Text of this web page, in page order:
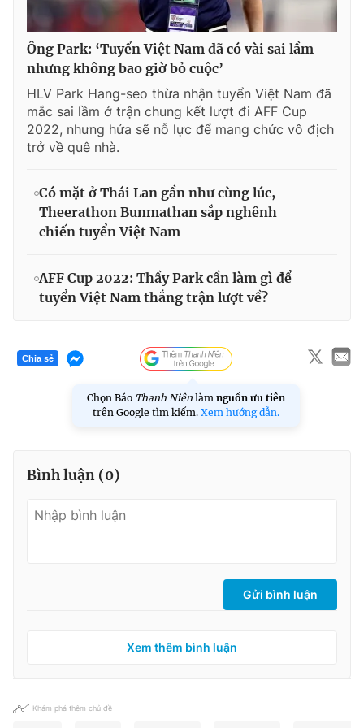
Ông Park: ‘Tuyển Việt Nam đã có vài sai lầm
nhưng không bao giờ bỏ cuộc’
HLV Park Hang-seo thừa nhận tuyển Việt Nam đã
mắc sai lầm ở trận chung kết lượt đi AFF Cup
2022, nhưng hứa sẽ nỗ lực để mang chức vô địch
trở về quê nhà.
Có mặt ở Thái Lan gần như cùng lúc,
Theerathon Bunmathan sắp nghênh
chiến tuyển Việt Nam
AFF Cup 2022: Thầy Park cần làm gì để
tuyển Việt Nam thắng trận lượt về?
Chia sẻ
Chọn Báo Thanh Niên làm nguồn ưu tiên
trên Google tìm kiếm. Xem hướng dẫn.
Bình luận (0)
Gửi bình luận
Xem thêm bình luận
Khám phá thêm chủ đề